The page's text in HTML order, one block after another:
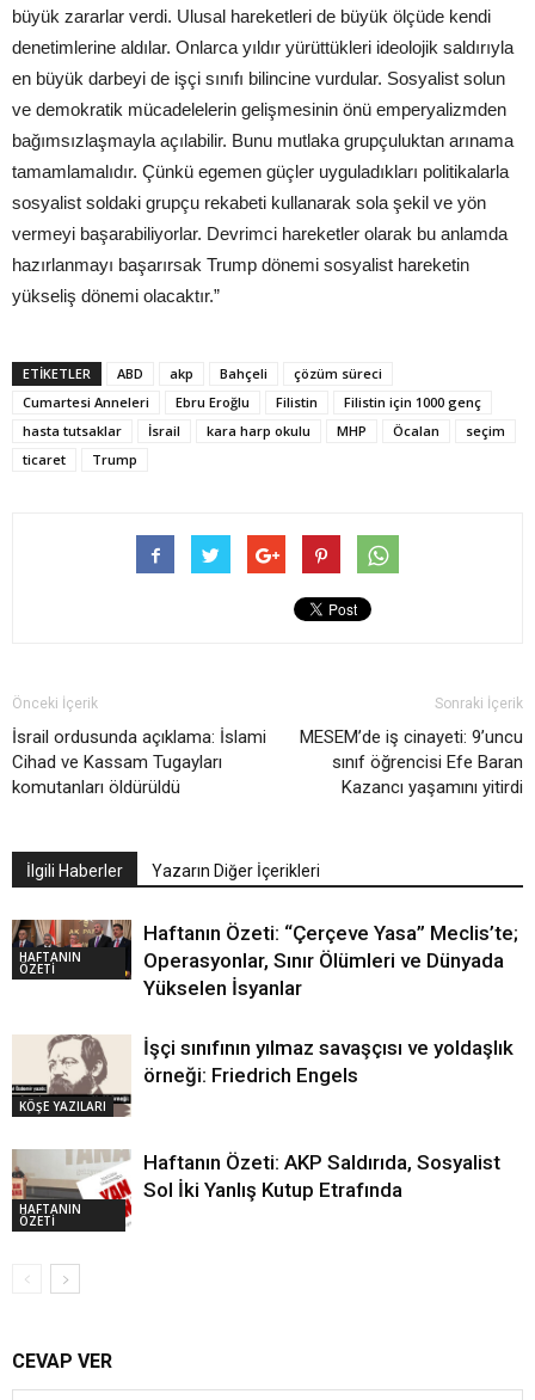
büyük zararlar verdi. Ulusal hareketleri de büyük ölçüde kendi
denetimlerine aldılar. Onlarca yıldır yürüttükleri ideolojik saldırıyla
en büyük darbeyi de işçi sınıfı bilincine vurdular. Sosyalist solun
ve demokratik mücadelelerin gelişmesinin önü emperyalizmden
bağımsızlaşmayla açılabilir. Bunu mutlaka grupçuluktan arınama
tamamlamalıdır. Çünkü egemen güçler uyguladıkları politikalarla
sosyalist soldaki grupçu rekabeti kullanarak sola şekil ve yön
vermeyi başarabiliyorlar. Devrimci hareketler olarak bu anlamda
hazırlanmayı başarırsak Trump dönemi sosyalist hareketin
yükseliş dönemi olacaktır.”
ETIKETLER ABD akp Bahçeli
çözüm süreci
Cumartesi Anneleri
Ebru Eroğlu Filistin
Filistin için 1000 genç
hasta tutsaklar
İsrail kara harp okulu MHP Öcalan
seçim
ticaret
Trump
Önceki İçerik
İsrail ordusunda açıklama: İslami
Cihad ve Kassam Tugayları
komutanları öldürüldü
Sonraki İçerik
MESEM’de iş cinayeti: 9’uncu
sınıf öğrencisi Efe Baran
Kazancı yaşamını yitirdi
İlgili Haberler Yazarın Diğer İçerikleri
HAFTANIN
ÖZETİ
Haftanın Özeti: “Çerçeve Yasa” Meclis’te;
Operasyonlar, Sınır Ölümleri ve Dünyada
Yükselen İsyanlar
KÖŞE YAZILARI
İşçi sınıfının yılmaz savaşçısı ve yoldaşlık
örneği: Friedrich Engels
HAFTANIN
ÖZETİ
Haftanın Özeti: AKP Saldırıda, Sosyalist
Sol İki Yanlış Kutup Etrafında
CEVAP VER